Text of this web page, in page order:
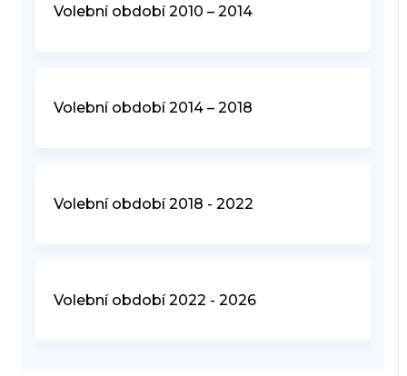
Volební období 2010 – 2014
Volební období 2014 – 2018
Volební období 2018 - 2022
Volební období 2022 - 2026